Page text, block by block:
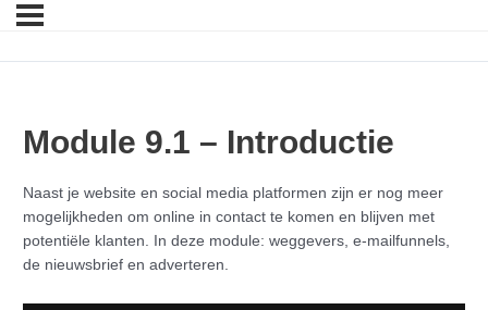
Module 9.1 – Introductie
Naast je website en social media platformen zijn er nog meer
mogelijkheden om online in contact te komen en blijven met
potentiële klanten. In deze module: weggevers, e-mailfunnels,
de nieuwsbrief en adverteren.